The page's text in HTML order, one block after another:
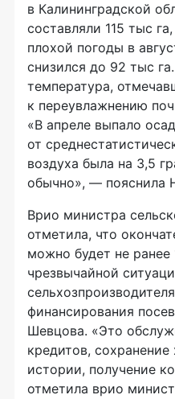
в Калининградской
составляли 115 тыс
плохой погоды в
снизился до 92 тыс
температура,
к переувлажнению
«В апреле выпало
от
воздуха была на 3,5
обычно», — пояснила
Врио министра
отметила, что
можно будет не
чрезвычайной
финансирования
Шевцова. «Это
кредитов,
истории, получение
отметила врио